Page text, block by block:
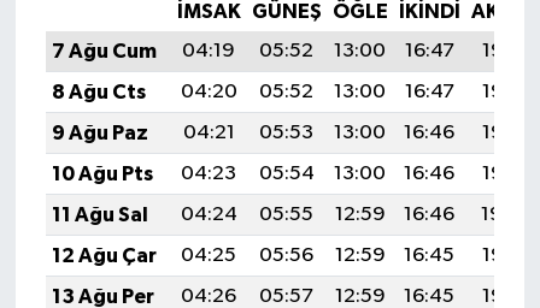
İMSAK GÜNEŞ ÖĞLE İKINDI
7 Ağu Cum
04:19 05:52 13:00 16:47
19:58
8 Ağu Cts
04:20 05:52 13:00 16:47
19:57
9 Ağu Paz
04:21 05:53 13:00 16:46
19:56
10 Ağu Pts
04:23 05:54 13:00 16:46
19:55
11 Ağu Sal
04:24 05:55 12:59 16:46
19:54
12 Ağu Çar
04:25 05:56 12:59 16:45
19:53
13 Ağu Per
04:26 05:57 12:59 16:45
19:52